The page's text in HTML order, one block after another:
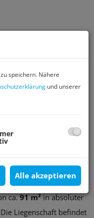
Büro- bzw.
ca.91 m²in absoluter
Liegenschaft befindet
speichern. Nähere
und unserer
Alle akzeptieren